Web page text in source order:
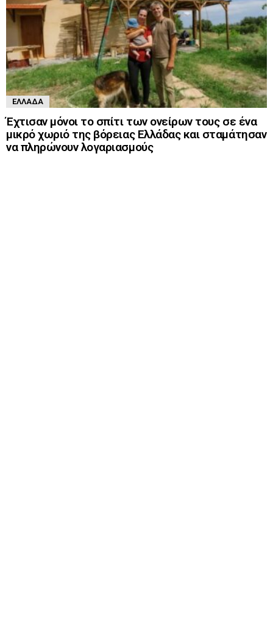
ΕΛΛΆΔΑ
Έχτισαν μόνοι το σπίτι των ονείρων τους σε ένα
μικρό χωριό της βόρειας Ελλάδας και σταμάτησαν
να πληρώνουν λογαριασμούς